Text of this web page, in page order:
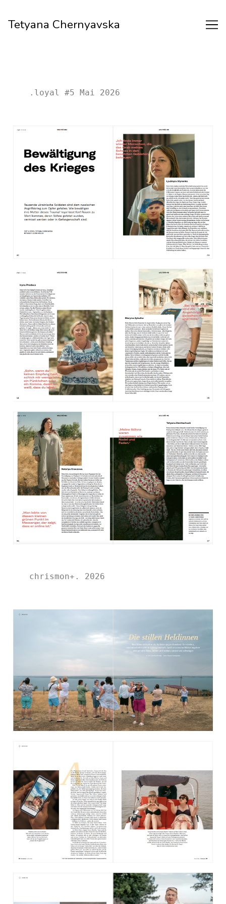
Tetyana Chernyavska
.loyal #5 Mai 2026
chrismon+. 2026